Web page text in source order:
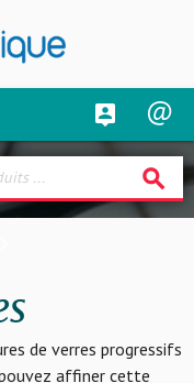
search
de verres progressifs
affiner cette